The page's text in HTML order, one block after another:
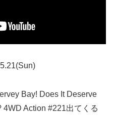
Bay! Does It Deserve
4WD Action #221出てくる